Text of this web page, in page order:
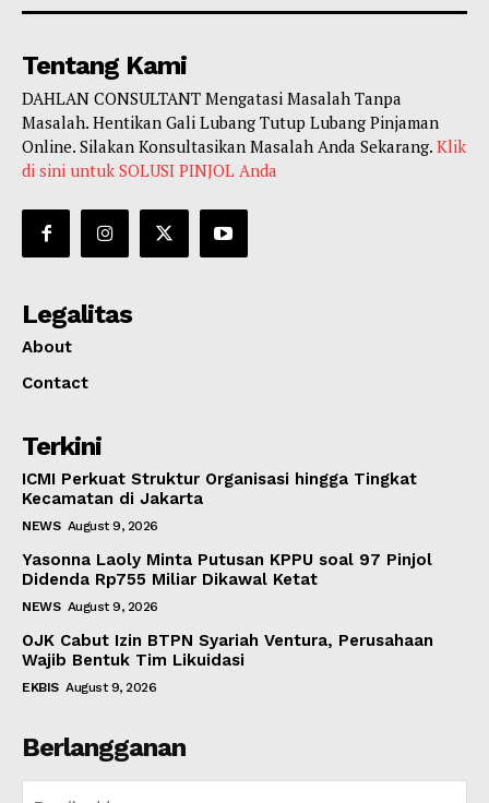
Tentang Kami
DAHLAN CONSULTANT Mengatasi Masalah Tanpa
Masalah. Hentikan Gali Lubang Tutup Lubang Pinjaman
Online. Silakan Konsultasikan Masalah Anda Sekarang. Klik
di sini untuk SOLUSI PINJOL Anda
Legalitas
About
Contact
Terkini
ICMI Perkuat Struktur Organisasi hingga Tingkat
Kecamatan di Jakarta
NEWS August 9, 2026
Yasonna Laoly Minta Putusan KPPU soal 97 Pinjol
Didenda Rp755 Miliar Dikawal Ketat
NEWS August 9, 2026
OJK Cabut Izin BTPN Syariah Ventura, Perusahaan
Wajib Bentuk Tim Likuidasi
EKBIS August 9, 2026
Berlangganan